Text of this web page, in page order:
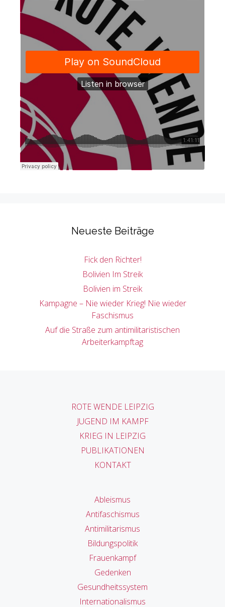
Neueste Beiträge
Fick den Richter!
Bolivien Im Streik
Bolivien im Streik
Kampagne – Nie wieder Krieg! Nie wieder
Faschismus
Auf die Straße zum antimilitaristischen
Arbeiterkampftag
ROTE WENDE LEIPZIG
JUGEND IM KAMPF
KRIEG IN LEIPZIG
PUBLIKATIONEN
KONTAKT
Ableismus
Antifaschismus
Antimilitarismus
Bildungspolitik
Frauenkampf
Gedenken
Gesundheitssystem
Internationalismus